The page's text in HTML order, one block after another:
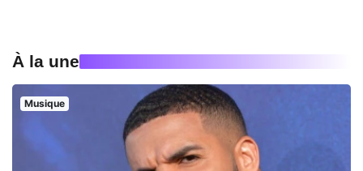
À la une
Musique